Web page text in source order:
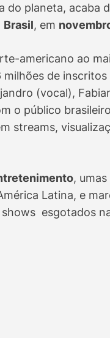
do planeta, acaba
Brasil, em
americano ao
de inscritos
(vocal),
o público
streams,
,
Latina, e
esgotados